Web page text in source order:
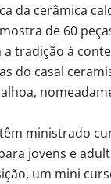
da cerâmica
de 60
a tradição à
do casal
ministrado
jovens e
um mini